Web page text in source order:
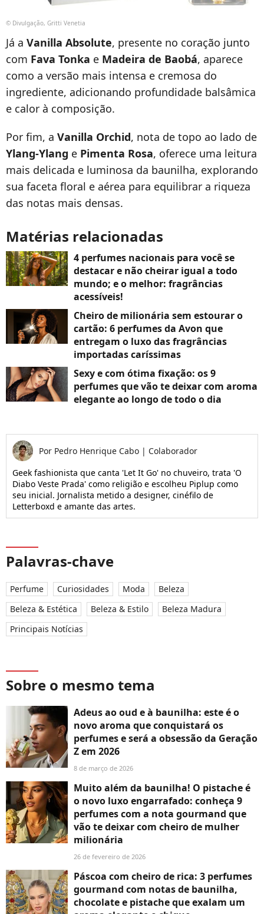
© Divulgação, Gritti Venetia
Já a Vanilla Absolute, presente no coração junto
com Fava Tonka e Madeira de Baobá, aparece
como a versão mais intensa e cremosa do
ingrediente, adicionando profundidade balsâmica
e calor à composição.
Por fim, a Vanilla Orchid, nota de topo ao lado de
Ylang-Ylang e Pimenta Rosa, oferece uma leitura
mais delicada e luminosa da baunilha, explorando
sua faceta floral e aérea para equilibrar a riqueza
das notas mais densas.
Matérias relacionadas
4 perfumes nacionais para você se
destacar e não cheirar igual a todo
mundo; e o melhor: fragrâncias
acessíveis!
Cheiro de milionária sem estourar o
cartão: 6 perfumes da Avon que
entregam o luxo das fragrâncias
importadas caríssimas
Sexy e com ótima fixação: os 9
perfumes que vão te deixar com aroma
elegante ao longo de todo o dia
Por Pedro Henrique Cabo | Colaborador
Geek fashionista que canta 'Let It Go' no chuveiro, trata 'O
Diabo Veste Prada' como religião e escolheu Piplup como
seu inicial. Jornalista metido a designer, cinéfilo de
Letterboxd e amante das artes.
Palavras-chave
Perfume Curiosidades Moda
Beleza
Beleza & Estética
Beleza & Estilo
Beleza Madura
Principais Notícias
Sobre o mesmo tema
Adeus ao oud e à baunilha: este é o
novo aroma que conquistará os
perfumes e será a obsessão da Geração
Z em 2026
8 de março de 2026
Muito além da baunilha! O pistache é
o novo luxo engarrafado: conheça 9
perfumes com a nota gourmand que
vão te deixar com cheiro de mulher
milionária
26 de fevereiro de 2026
Páscoa com cheiro de rica: 3 perfumes
gourmand com notas de baunilha,
chocolate e pistache que exalam um